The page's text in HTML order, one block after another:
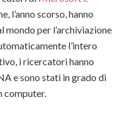
l’anno scorso, hanno
per l’archiviazione
l’intero
i ricercatori hanno
e sono stati in grado di
computer.